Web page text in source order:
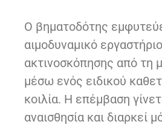
Ο βηματοδότης
αιμοδυναμικό
ακτινοσκόπησης από τη
μέσω ενός ειδικού
κοιλία. Η επέμβαση
αναισθησία και διαρκεί